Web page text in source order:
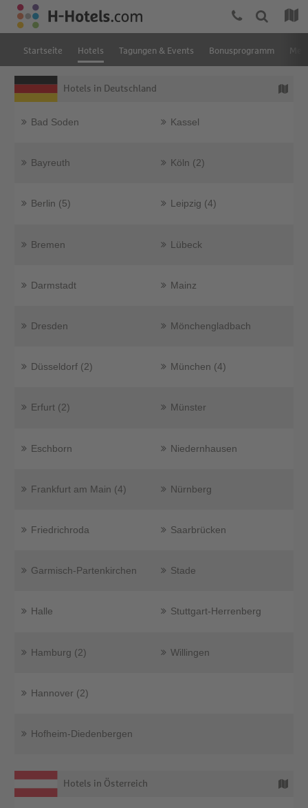
Startseite Hotels Tagungen & Events Bonusprogramm
Hotels in Deutschland
Bad Soden
Bayreuth
Berlin (5)
Bremen
Darmstadt
Dresden
Düsseldorf (2)
Erfurt (2)
Eschborn
Frankfurt am Main (4)
Friedrichroda
Garmisch-Partenkirchen
Halle
Hamburg (2)
Hannover (2)
Hofheim-Diedenbergen
Kassel
Köln (2)
Leipzig (4)
Lübeck
Mainz
Mönchengladbach
München (4)
Münster
Niedernhausen
Nürnberg
Saarbrücken
Stade
Stuttgart-Herrenberg
Willingen
Hotels in Österreich